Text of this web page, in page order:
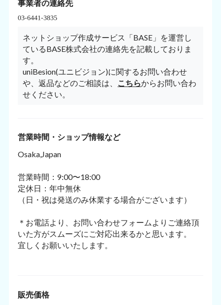
事業者の連絡先
ネットショップ作成サービス「BASE」を運営し
ているBASE株式会社の連絡先を記載しておりま
す。
uniBesion(ユニビジョン)に関するお問い合わせ
や、返品などのご相談は、 こちらからお問い合わ
せください。
営業時間・ショップ情報など
Osaka,Japan
営業時間：9:00〜18:00
定休日：年中無休
（日・祝は発送のみ休業する場合がございます）
＊お電話より、お問い合わせフォームよりご連絡頂
いた方がスムーズにご対応出来るかと思います。
宜しくお願いいたします。
販売価格